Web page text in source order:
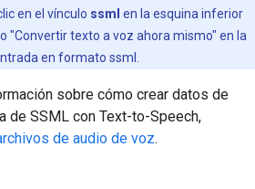
en el vínculo ssml en la esquina inferior
"Convertir texto a voz ahora mismo" en la
en formato ssml.
sobre cómo crear datos de
de SSML con Text-to-Speech,
de audio de voz.